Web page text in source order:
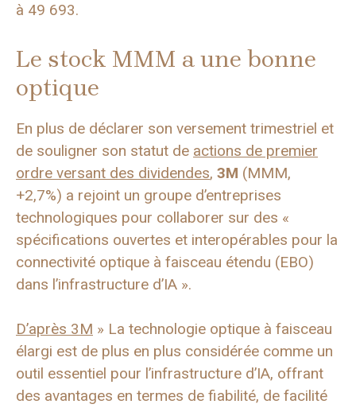
à 49 693.
Le stock MMM a une bonne
optique
En plus de déclarer son versement trimestriel et
de souligner son statut de actions de premier
ordre versant des dividendes, 3M (MMM,
+2,7%) a rejoint un groupe d’entreprises
technologiques pour collaborer sur des «
spécifications ouvertes et interopérables pour la
connectivité optique à faisceau étendu (EBO)
dans l’infrastructure d’IA ».
D’après 3M » La technologie optique à faisceau
élargi est de plus en plus considérée comme un
outil essentiel pour l’infrastructure d’IA, offrant
des avantages en termes de fiabilité, de facilité